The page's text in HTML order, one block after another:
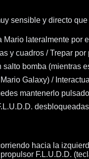
sensible y directo
lateralmente por
y cuadros / Trepar por
bomba (mientras
Galaxy) /
mantenerlo
hacia la
F.L.U.D.D.